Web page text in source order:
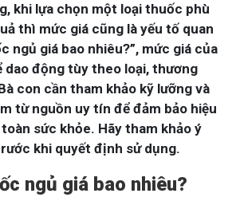
khi lựa chọn một loại thuốc phù
thì mức giá cũng là yếu tố quan
ngủ giá bao nhiêu?”, mức giá của
động tùy theo loại, thương
con cần tham khảo kỹ lưỡng và
từ nguồn uy tín để đảm bảo hiệu
sức khỏe. Hãy tham khảo ý
khi quyết định sử dụng.
ngủ giá bao nhiêu?